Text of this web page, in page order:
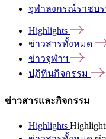
จุฬาลงกรณ์ราชบ
Highlights
ข่าวสารทั้งหมด
ข่าวจุฬาฯ
ปฏิทินกิจกรรม
ข่าวสารและกิจกรรม
Highlights